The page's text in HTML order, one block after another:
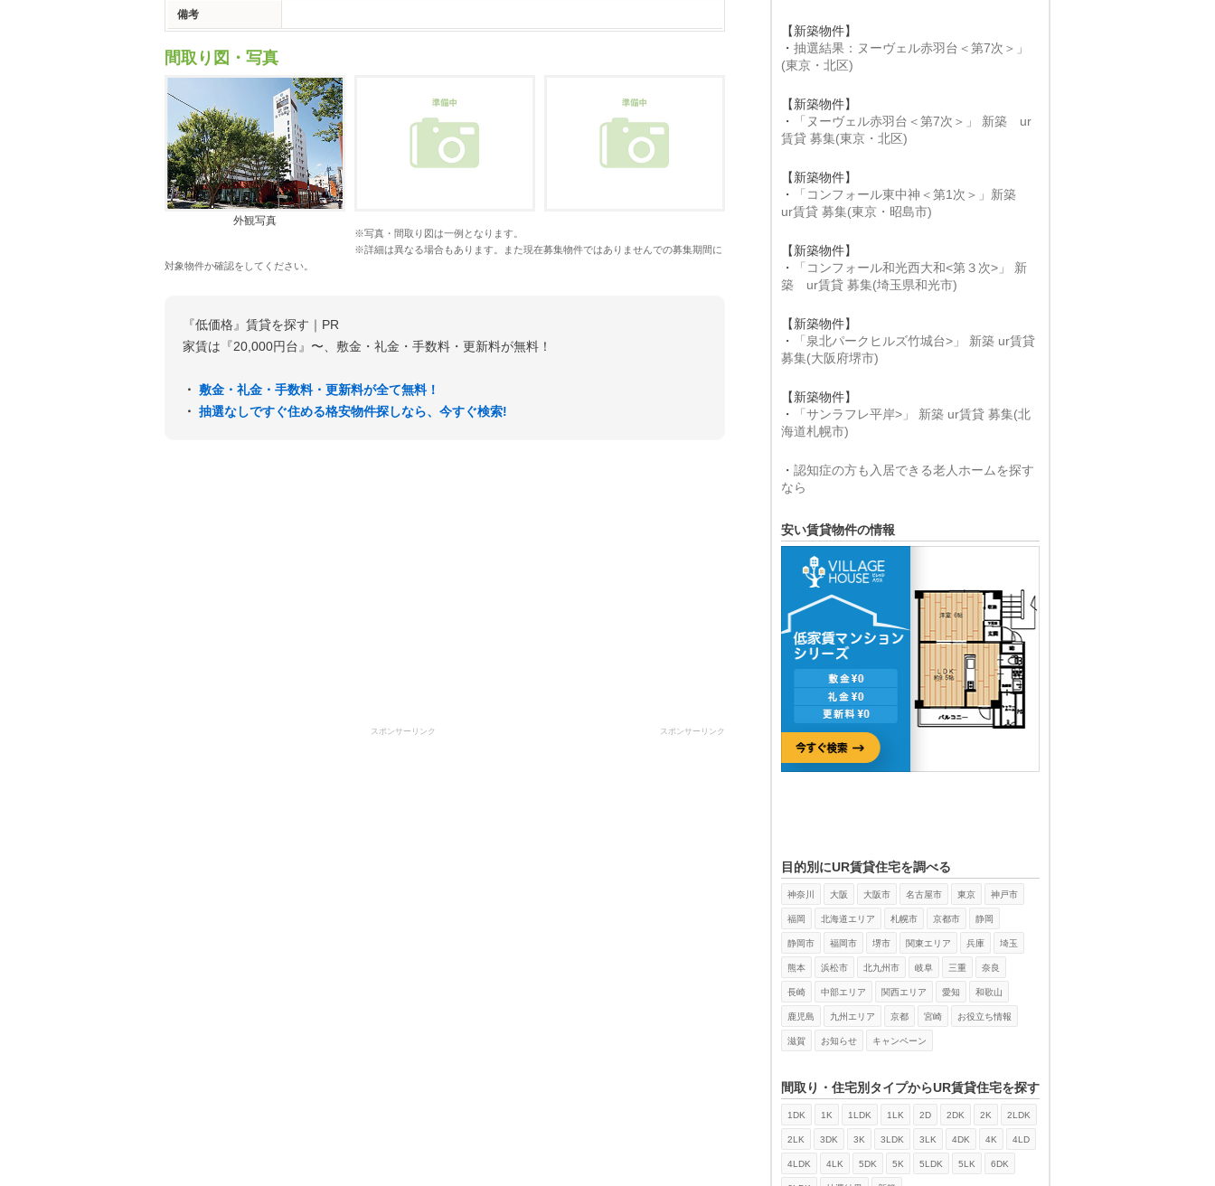
備考
間取り図・写真
外観写真
※写真・間取り図は一例となります。
※詳細は異なる場合もあります。また現在募集物件ではありませんでの募集期間に
対象物件か確認をしてください。
『低価格』賃貸を探す｜PR
家賃は『20,000円台』〜、敷金・礼金・手数料・更新料が無料！
・ 敷金・礼金・手数料・更新料が全て無料！
・ 抽選なしですぐ住める格安物件探しなら、今すぐ検索!
スポンサーリンク スポンサーリンク
【新築物件】
・ 抽選結果：ヌーヴェル赤羽台＜第7次＞」
(東京・北区)
【新築物件】
・
「ヌーヴェル赤羽台＜第7次＞」 新築 ur
賃貸 募集(東京・北区)
【新築物件】
・
「コンフォール東中神＜第1次＞」新築
ur賃貸 募集(東京・昭島市)
【新築物件】
・
「コンフォール和光西大和<第３次>」 新
築 ur賃貸 募集(埼玉県和光市)
【新築物件】
・
「泉北パークヒルズ竹城台>」 新築 ur賃貸
募集(大阪府堺市)
【新築物件】
・
「サンラフレ平岸>」 新築 ur賃貸 募集(北
海道札幌市)
・ 認知症の方も入居できる老人ホームを探す
なら
安い賃貸物件の情報
目的別にUR賃貸住宅を調べる
神奈川 大阪 大阪市 名古屋市 東京 神戸市
福岡 北海道エリア 札幌市 京都市 静岡
静岡市 福岡市 堺市 関東エリア 兵庫 埼玉
熊本 浜松市 北九州市 岐阜 三重 奈良
長崎 中部エリア 関西エリア 愛知 和歌山
鹿児島 九州エリア 京都 宮崎 お役立ち情報
滋賀 お知らせ キャンペーン
間取り・住宅別タイプからUR賃貸住宅を探す
1DK 1K 1LDK 1LK 2D 2DK 2K 2LDK
2LK 3DK 3K 3LDK 3LK 4DK 4K 4LD
4LDK 4LK 5DK 5K 5LDK 5LK 6DK
検索